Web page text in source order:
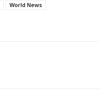
World News